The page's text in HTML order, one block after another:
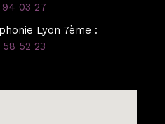
03 27
Lyon 7ème :
52 23